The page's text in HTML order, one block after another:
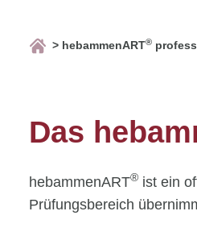
hebammenART®
Das
hebammenART® ist ein
Prüfungsbereich